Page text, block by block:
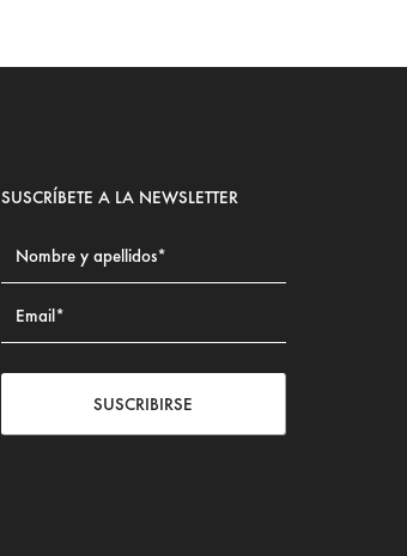
SUSCRÍBETE A LA NEWSLETTER
SUSCRIBIRSE